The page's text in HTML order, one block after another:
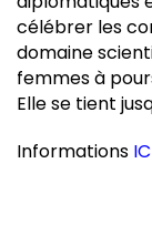
célébrer les
domaine
femmes à
Elle se tient
Informations